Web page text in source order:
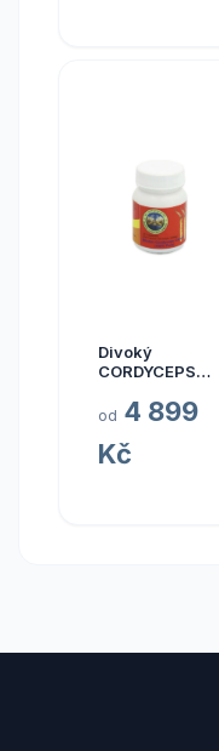
Divoký
CORDYCEPS
30 kapslí
od 4 899
Kč